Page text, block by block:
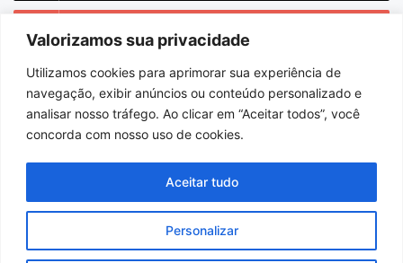
Valorizamos sua privacidade
Utilizamos cookies para aprimorar sua experiência de
navegação, exibir anúncios ou conteúdo personalizado e
analisar nosso tráfego. Ao clicar em “Aceitar todos”, você
concorda com nosso uso de cookies.
Personalizar
Aceitar tudo
2.733 Seguidores
Hospedado pori9 Digital
Início
Sobre Equipe